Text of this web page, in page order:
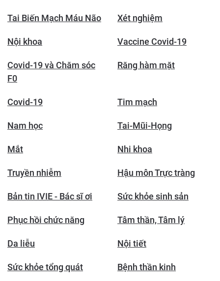
Tai Biến Mạch Máu Não Xét nghiệm
Nội khoa Vaccine Covid-19
Covid-19 và Chăm sóc
F0
Răng hàm mặt
Covid-19 Tim mạch
Nam học Tai-Mũi-Họng
Mắt Nhi khoa
Truyền nhiễm Hậu môn Trực tràng
Bản tin IVIE - Bác sĩ ơi Sức khỏe sinh sản
Phục hồi chức năng Tâm thần, Tâm lý
Da liễu Nội tiết
Sức khỏe tổng quát Bệnh thần kinh